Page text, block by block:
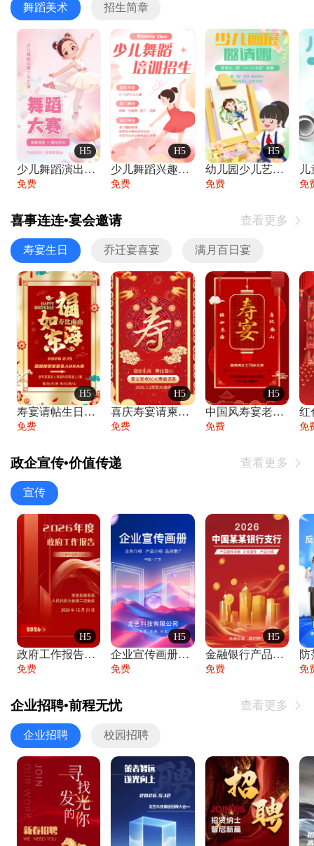
舞蹈美术 招生简章
H5
少儿舞蹈演出舞蹈比赛跳舞大赛文艺汇演活动
免费
H5
少儿舞蹈兴趣班艺术培训学校招生宣传
免费
H5
幼儿园少儿艺术展览绘画展摄影作品展美术展
免费 免
喜事连连•宴会邀请 查看更多 
寿宴生日 乔迁宴喜宴 满月百日宴
H5
寿宴请帖生日宴邀请函老人寿星生日快乐祝寿
免费
H5
喜庆寿宴请柬老人生日宴会邀请函请柬过大寿
免费
H5
中国风寿宴老人生日宴会邀请函寿宴请帖请柬
免费 免
政企宣传•价值传递 查看更多 
宣传
H5
政府工作报告政府年终工作总结
免费
H5
企业宣传画册公司简介产品介绍业务宣传手册
免费
H5
金融银行产品宣传手册企业宣传产品介绍
免费
防
免
企业招聘•前程无忧 查看更多 
企业招聘 校园招聘